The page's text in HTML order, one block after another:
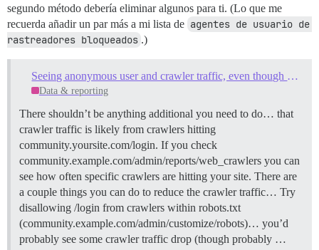
segundo método debería eliminar algunos para ti. (Lo que me
recuerda añadir un par más a mi lista de agentes de usuario de
rastreadores bloqueados .)
Seeing anonymous user and crawler traffic, even though site is private
Data & reporting
There shouldn’t be anything additional you need to do… that
crawler traffic is likely from crawlers hitting
community.yoursite.com/login. If you check
community.example.com/admin/reports/web_crawlers you can
see how often specific crawlers are hitting your site. There are
a couple things you can do to reduce the crawler traffic… Try
disallowing /login from crawlers within robots.txt
(community.example.com/admin/customize/robots)… you’d
probably see some crawler traffic drop (though probably …